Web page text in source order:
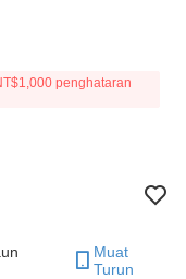
penghataran
Muat
Turun